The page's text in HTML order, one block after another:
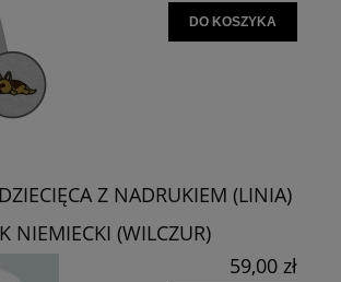
DO KOSZYKA
Z NADRUKIEM (LINIA)
NIEMIECKI (WILCZUR)
59,00 zł